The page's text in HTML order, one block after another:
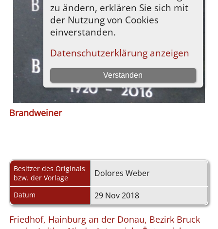
Brandweiner
Besitzer des Originals
bzw. der Vorlage
Dolores Weber
Datum 29 Nov 2018
Friedhof, Hainburg an der Donau, Bezirk Bruck